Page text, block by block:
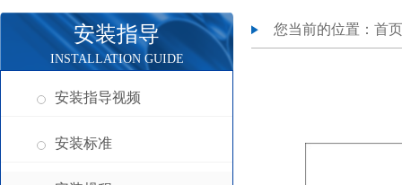
安装指导
INSTALLATION GUIDE
安装指导视频
安装标准
您当前的位置： 首页